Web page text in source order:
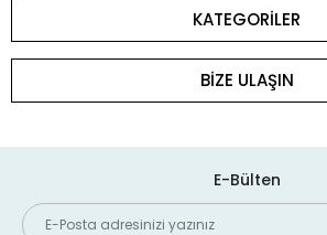
KATEGORİLER
BİZE ULAŞIN
E-Bülten